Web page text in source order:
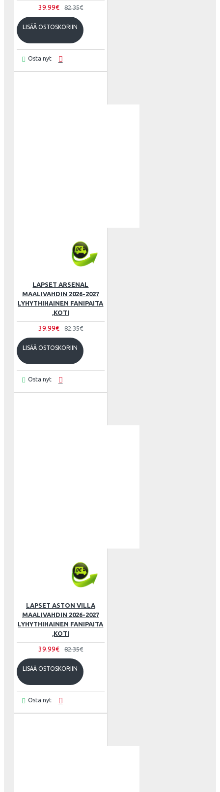
39.99€ 82.35€
LISÄÄ OSTOSKORIIN
Osta nyt
LAPSET ARSENAL
MAALIVAHDIN 2026-2027
LYHYTHIHAINEN FANIPAITA
,KOTI
39.99€ 82.35€
LISÄÄ OSTOSKORIIN
Osta nyt
LAPSET ASTON VILLA
MAALIVAHDIN 2026-2027
LYHYTHIHAINEN FANIPAITA
,KOTI
39.99€ 82.35€
LISÄÄ OSTOSKORIIN
Osta nyt